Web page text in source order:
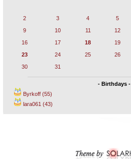
2
3 4 5
9
10 11 12
16
17 18 19
23
24 25 26
30
31
- Birthdays -
Byrkoff (55)
lara061 (43)